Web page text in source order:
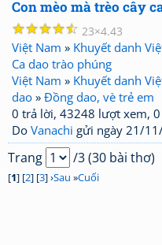
Con mèo mà trèo cây
☆
☆
☆
☆
☆ 23 4.43
Việt Nam » Khuyết danh
Ca dao trào phúng
Việt Nam » Khuyết danh
dao » Đồng dao, vè trẻ em
0 trả lời, 43248 lượt xem,
Do Vanachi gửi ngày 21/
Trang /3 (30 bài thơ)
[1] [2] [3] ›Sau »Cuối